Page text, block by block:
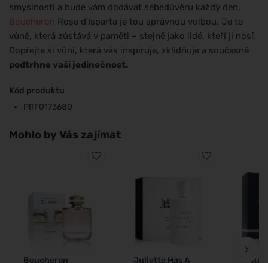
smyslnosti a bude vám dodávat sebedůvěru každý den,
Boucheron Rose d'Isparta je tou správnou volbou. Je to
vůně, která zůstává v paměti – stejně jako lidé, kteří ji nosí.
Dopřejte si vůni, která vás inspiruje, zklidňuje a současně
podtrhne vaši jedinečnost.
Kód produktu
PRF0173680
Mohlo by Vás zajímat
Boucheron
Juliette Has A